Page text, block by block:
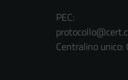
PEC:
Centralino